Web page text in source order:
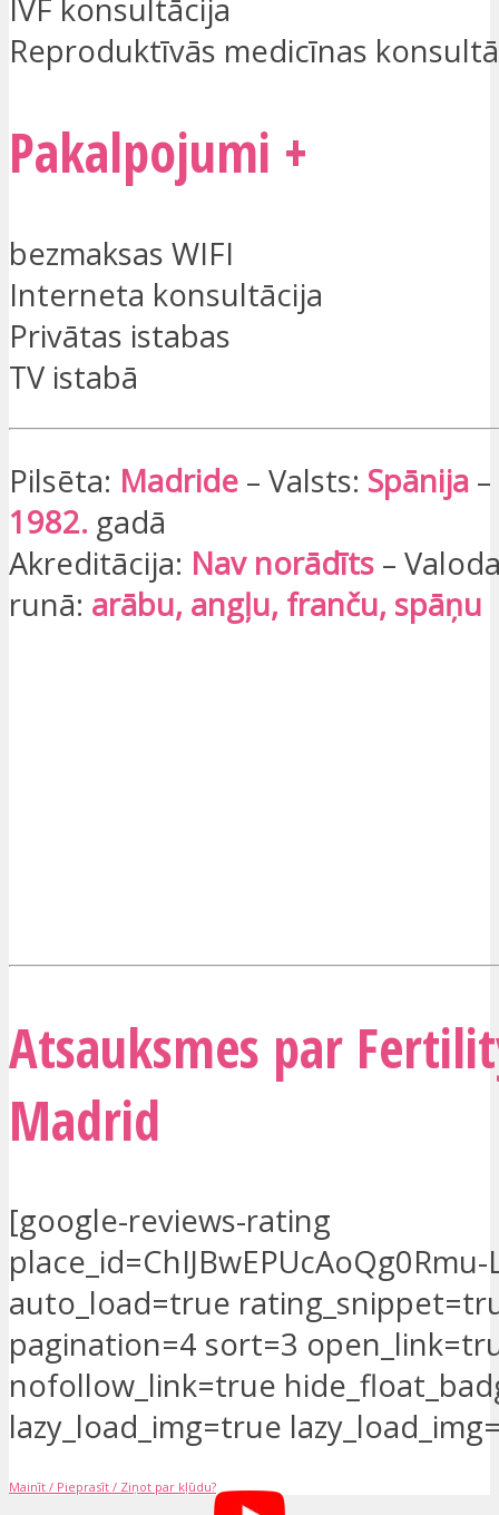
IVF konsultācija
Reproduktīvās medicīnas
Pakalpojumi +
bezmaksas WIFI
Interneta konsultācija
Privātas istabas
TV istabā
Pilsēta: Madride – Valsts: Spānija
1982. gadā
Akreditācija: Nav norādīts –
runā: arābu, angļu, franču, spāņu
Atsauksmes par
Madrid
[google-reviews-rating
place_id=ChIJBwEPUcAoQg0Rmu-
auto_load=true
pagination=4 sort=3
nofollow_link=true
lazy_load_img=true
Mainīt / Pieprasīt / Ziņot par kļūdu?